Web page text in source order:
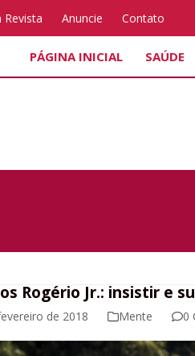
Revista Anuncie Contato
PÁGINA INICIAL SAÚDE
Rogério Jr.: insistir e
de 2018 Mente 0